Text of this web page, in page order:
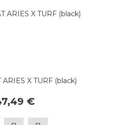
ARIES X TURF (black)
€